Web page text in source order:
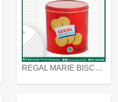
REGAL MARIE BISCUIT KALENG 550 GRAM